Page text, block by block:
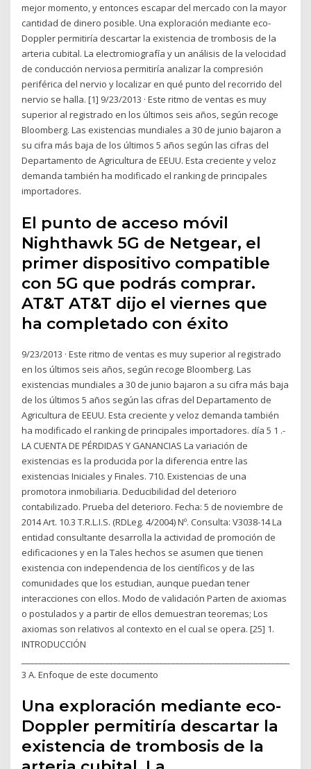
mejor momento, y entonces escapar del mercado con la mayor
cantidad de dinero posible. Una exploración mediante eco-
Doppler permitiría descartar la existencia de trombosis de la
arteria cubital. La electromiografía y un análisis de la velocidad
de conducción nerviosa permitiría analizar la compresión
periférica del nervio y localizar en qué punto del recorrido del
nervio se halla. [1] 9/23/2013 · Este ritmo de ventas es muy
superior al registrado en los últimos seis años, según recoge
Bloomberg. Las existencias mundiales a 30 de junio bajaron a
su cifra más baja de los últimos 5 años según las cifras del
Departamento de Agricultura de EEUU. Esta creciente y veloz
demanda también ha modificado el ranking de principales
importadores.
El punto de acceso móvil
Nighthawk 5G de Netgear, el
primer dispositivo compatible
con 5G que podrás comprar.
AT&T AT&T dijo el viernes que
ha completado con éxito
9/23/2013 · Este ritmo de ventas es muy superior al registrado
en los últimos seis años, según recoge Bloomberg. Las
existencias mundiales a 30 de junio bajaron a su cifra más baja
de los últimos 5 años según las cifras del Departamento de
Agricultura de EEUU. Esta creciente y veloz demanda también
ha modificado el ranking de principales importadores. día 5 1 .-
LA CUENTA DE PÉRDIDAS Y GANANCIAS La variación de
existencias es la producida por la diferencia entre las
existencias Iniciales y Finales. 710. Existencias de una
promotora inmobiliaria. Deducibilidad del deterioro
contabilizado. Prueba del deterioro. Fecha: 5 de noviembre de
2014 Art. 10.3 T.R.L.I.S. (RDLeg. 4/2004) Nº. Consulta: V3038-14 La
entidad consultante desarrolla la actividad de promoción de
edificaciones y en la Tales hechos se asumen que tienen
existencia con independencia de los científicos y de las
comunidades que los estudian, aunque puedan tener
interacciones con ellos. Modo de validación Parten de axiomas
o postulados y a partir de ellos demuestran teoremas; Los
axiomas son relativos al contexto en el cual se opera. [25] 1.
INTRODUCCIÓN
3 A. Enfoque de este documento
Una exploración mediante eco-
Doppler permitiría descartar la
existencia de trombosis de la